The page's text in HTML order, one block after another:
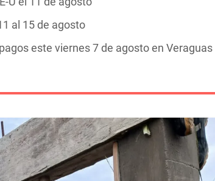
al 15 de agosto
este viernes 7 de agosto en Veraguas